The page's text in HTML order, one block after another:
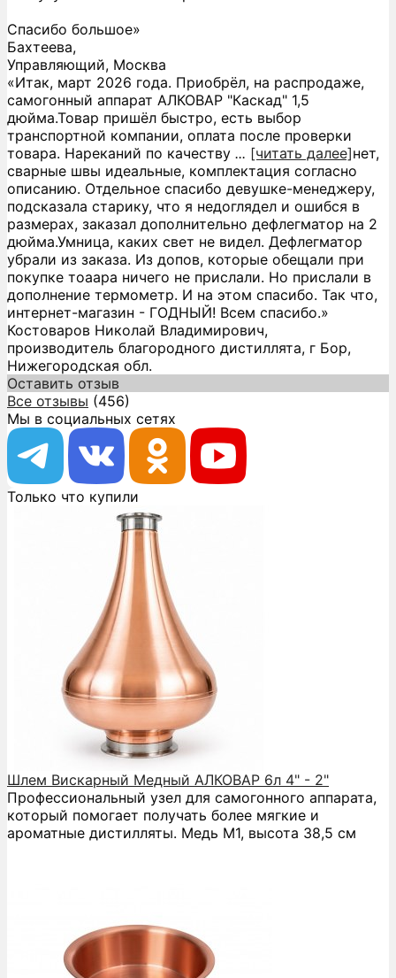
Спасибо большое»
Бахтеева,
Управляющий, Москва
«Итак, март 2026 года. Приобрёл, на распродаже,
самогонный аппарат АЛКОВАР "Каскад" 1,5
дюйма.Товар пришёл быстро, есть выбор
транспортной компании, оплата после проверки
товара. Нареканий по качеству ... [читать далее]нет,
сварные швы идеальные, комплектация согласно
описанию. Отдельное спасибо девушке-менеджеру,
подсказала старику, что я недоглядел и ошибся в
размерах, заказал дополнительно дефлегматор на 2
дюйма.Умница, каких свет не видел. Дефлегматор
убрали из заказа. Из допов, которые обещали при
покупке тоаара ничего не прислали. Но прислали в
дополнение термометр. И на этом спасибо. Так что,
интернет-магазин - ГОДНЫЙ! Всем спасибо.»
Костоваров Николай Владимирович,
производитель благородного дистиллята, г Бор,
Нижегородская обл.
Оставить отзыв
Все отзывы (456)
Мы в социальных сетях
Только что купили
Шлем Вискарный Медный АЛКОВАР 6л 4" - 2"
Профессиональный узел для самогонного аппарата,
который помогает получать более мягкие и
ароматные дистилляты. Медь М1, высота 38,5 см